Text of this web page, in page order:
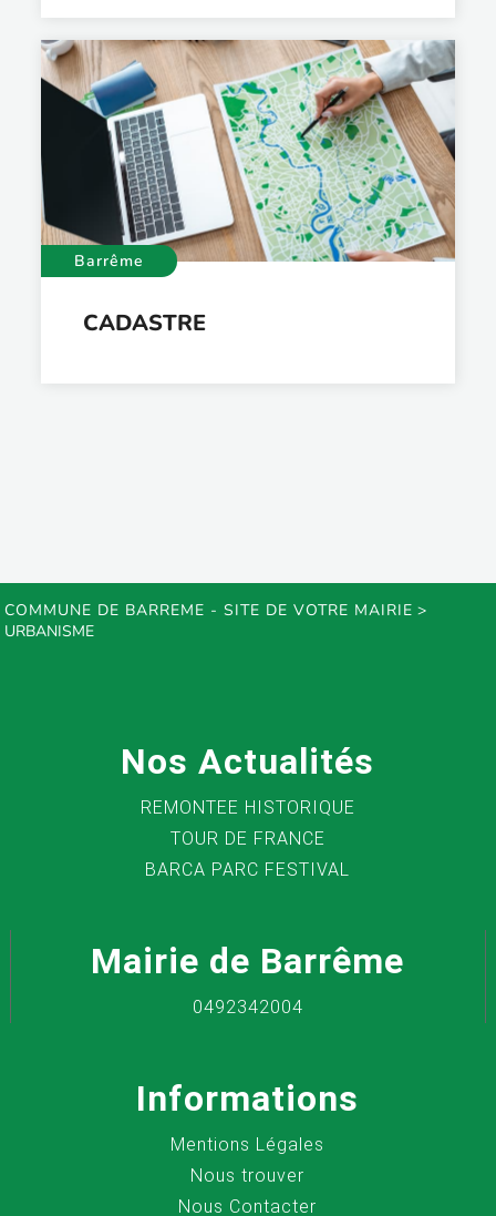
Barrême
CADASTRE
COMMUNE DE BARREME - SITE DE VOTRE MAIRIE >
URBANISME
Nos Actualités
REMONTEE HISTORIQUE
TOUR DE FRANCE
BARCA PARC FESTIVAL
Mairie de Barrême
0492342004
Informations
Mentions Légales
Nous trouver
Nous Contacter